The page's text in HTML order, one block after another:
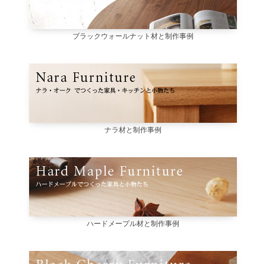
ブラックウォールナット材と制作事例
ナラ材と制作事例
ハードメープル材と制作事例